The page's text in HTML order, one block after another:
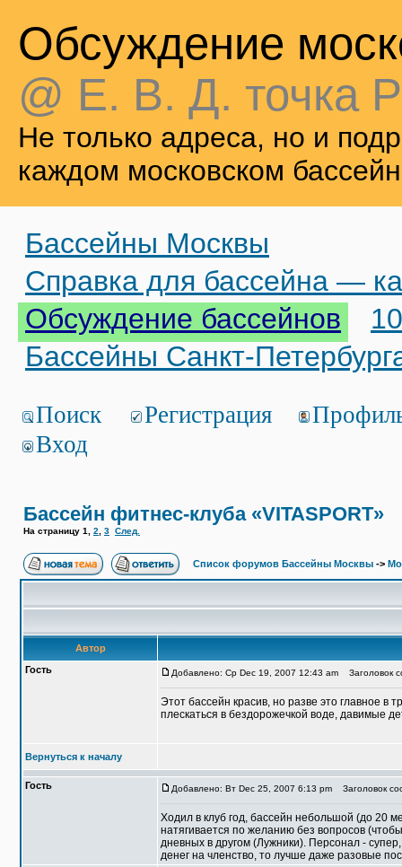
Обсуждение
@ Е. В. Д. точка
Не только адреса, но и
каждом московском
Бассейны Москвы
Справка для бассейна —
Обсуждение бассейнов
Бассейны Санкт-
Поиск Регистрация
Вход
Бассейн фитнес-клуба «VITASPORT»
На страницу 1 2 3 След.
Список форумов Бассейны Москвы ->
Автор
Гость
Добавлено: Ср Dec 19, 2007 12:43 am Заголовок
Этот бассейн красив, но разве это главное в
плескаться в бездорожечкой воде, давимые
Вернуться к началу
Гость Добавлено: Вт Dec 25, 2007 6:13 pm Заголовок
Ходил в клуб год, бассейн небольшой (до 20
натягивается по желанию без вопросов
дневных в другом (Лужники). Персонал -
денег на членство, то лучше даже разовые